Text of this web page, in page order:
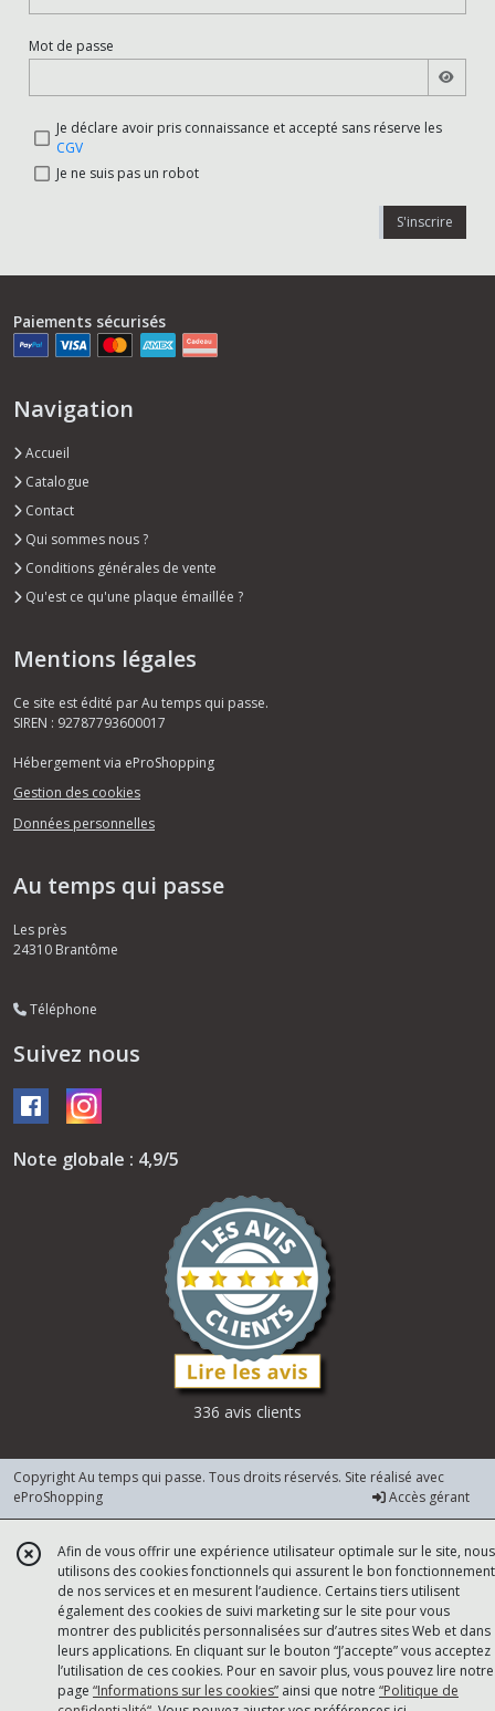
Mot de passe
Je déclare avoir pris connaissance et accepté sans réserve les
CGV
Je ne suis pas un robot
S'inscrire
Paiements sécurisés
Navigation
Accueil
Catalogue
Contact
Qui sommes nous ?
Conditions générales de vente
Qu'est ce qu'une plaque émaillée ?
Mentions légales
Ce site est édité par Au temps qui passe.
SIREN : 92787793600017
Hébergement via eProShopping
Gestion des cookies
Données personnelles
Au temps qui passe
Les près
24310 Brantôme
Téléphone
Suivez nous
Note globale : 4,9/5
336 avis clients
Copyright Au temps qui passe. Tous droits réservés. Site réalisé avec
eProShopping
Accès gérant
Afin de vous offrir une expérience utilisateur optimale sur le site, nous
utilisons des cookies fonctionnels qui assurent le bon fonctionnement
de nos services et en mesurent l’audience. Certains tiers utilisent
également des cookies de suivi marketing sur le site pour vous
montrer des publicités personnalisées sur d’autres sites Web et dans
leurs applications. En cliquant sur le bouton “J’accepte” vous acceptez
l’utilisation de ces cookies. Pour en savoir plus, vous pouvez lire notre
page “Informations sur les cookies” ainsi que notre “Politique de